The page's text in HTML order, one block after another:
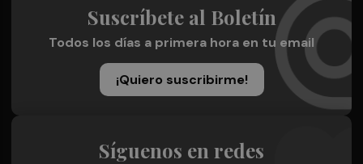
Suscríbete al Boletín
Todos los días a primera hora en tu email
¡Quiero suscribirme!
Síguenos en redes